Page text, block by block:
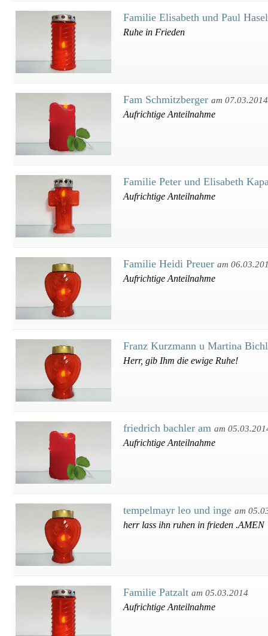
Familie Elisabeth und Paul
Ruhe in Frieden
Fam Schmitzberger am 07.03.2014
Aufrichtige Anteilnahme
Familie Peter und Elisabeth
Aufrichtige Anteilnahme
Familie Heidi Preuer am
Aufrichtige Anteilnahme
Franz Kurzmann u Martina
Herr, gib Ihm die ewige Ruhe!
friedrich bachler am am
Aufrichtige Anteilnahme
tempelmayr leo und inge am
herr lass ihn ruhen in frieden .AMEN
Familie Patzalt am 05.03.2014
Aufrichtige Anteilnahme